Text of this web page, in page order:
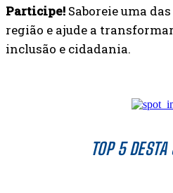
TOP 5
Participe! Saboreie uma
região e ajude a
inclusão e cidadania.